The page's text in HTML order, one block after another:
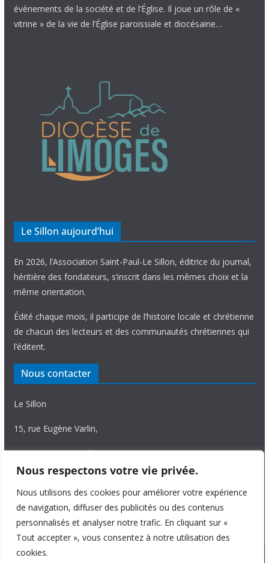
Nous respectons votre vie privée.
Nous utilisons des cookies pour améliorer votre expérience
de navigation, diffuser des publicités ou des contenus
personnalisés et analyser notre trafic. En cliquant sur «
Tout accepter », vous consentez à notre utilisation des
cookies.
évènements de la société et de l’Église. Il joue un rôle de «
vitrine » de la vie de l’Église paroissiale et diocésaine…
Le Sillon aujourd’hui
En 2026, l’Association Saint-Paul-Le Sillon, éditrice du journal,
héritière des fondateurs, s’inscrit dans les mêmes choix et la
même orientation.
Édité chaque mois, il participe de l’histoire locale et chrétienne
de chacun des lecteurs et des communautés chrétiennes qui
l’éditent.
Nous contacter
Le Sillon
15, rue Eugène Varlin,
87036 Limoges Cedex.
Tél. 05 55 06 14 15
Nous écrire